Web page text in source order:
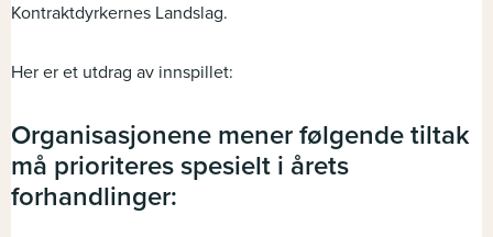
Kontraktdyrkernes Landslag.
Her er et utdrag av innspillet:
Organisasjonene mener følgende tiltak
må prioriteres spesielt i årets
forhandlinger: